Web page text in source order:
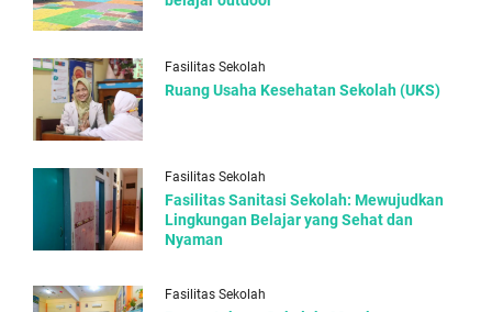
Fasilitas Sekolah
Ruang Usaha Kesehatan Sekolah (UKS)
Fasilitas Sekolah
Fasilitas Sanitasi Sekolah: Mewujudkan
Lingkungan Belajar yang Sehat dan
Nyaman
Fasilitas Sekolah